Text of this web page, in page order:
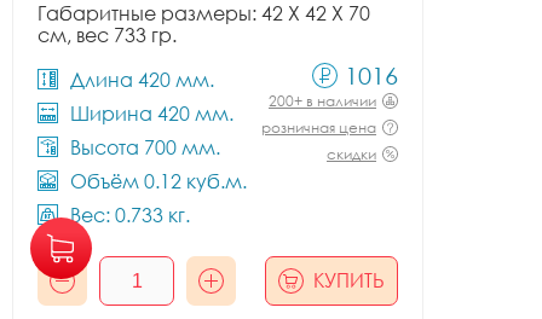
Габаритные размеры: 42 X 42 X 70
см, вес 733 гр.
Длина 420 мм.
Ширина 420 мм.
Высота 700 мм.
Объём 0.12 куб.м.
Вес: 0.733 кг.
1016
200+ в наличии
розничная цена
скидки
КУПИТЬ